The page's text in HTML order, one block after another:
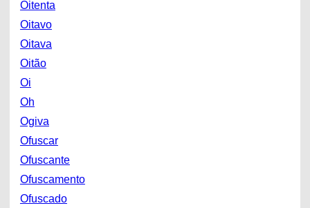
Oitenta
Oitavo
Oitava
Oitão
Oi
Oh
Ogiva
Ofuscar
Ofuscante
Ofuscamento
Ofuscado